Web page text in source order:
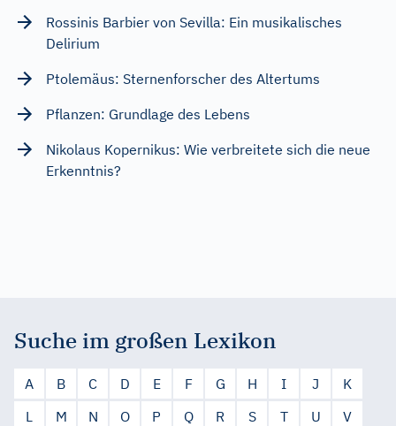
Rossinis Barbier von Sevilla: Ein musikalisches
Delirium
Ptolemäus: Sternenforscher des Altertums
Pflanzen: Grundlage des Lebens
Nikolaus Kopernikus: Wie verbreitete sich die neue
Erkenntnis?
Suche im großen Lexikon
A B C D E F G H I J
K
L
M N O P Q R S T U
V